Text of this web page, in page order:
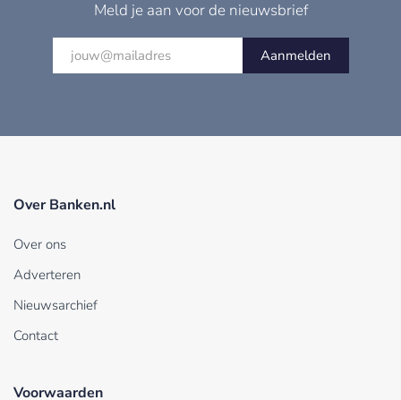
Meld je aan voor de nieuwsbrief
Aanmelden
Over Banken.nl
Over ons
Adverteren
Nieuwsarchief
Contact
Voorwaarden